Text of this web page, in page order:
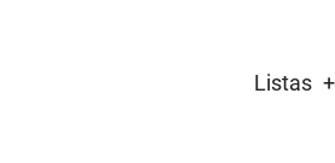
navigation
Listas